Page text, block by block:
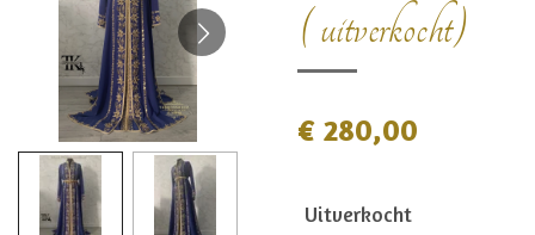
( uitverkocht)
€ 280,00
Uitverkocht